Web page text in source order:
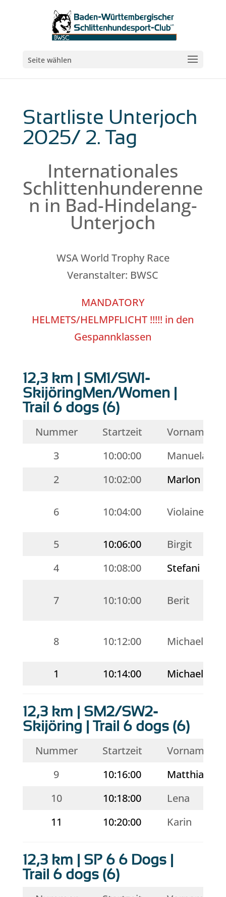
Seite wählen
Startliste Unterjoch
2025/ 2. Tag
Internationales
Schlittenhunderenne
n in Bad-Hindelang-
Unterjoch
WSA World Trophy Race
Veranstalter: BWSC
MANDATORY
HELMETS/HELMPFLICHT !!!!! in den
Gespannklassen
12,3 km | SM1/SW1-
SkijöringMen/Women |
Trail 6 dogs (6)
Nummer Startzeit
Vorname
3
10:00:00
Manuela
2
10:02:00 Marlon
6 10:04:00 Violaine
5 10:06:00
Birgit
4
10:08:00 Stefani
7 10:10:00 Berit
8 10:12:00 Michael
1 10:14:00 Michael
12,3 km | SM2/SW2-
Skijöring | Trail 6 dogs (6)
Nummer Startzeit
Vorname
9
10:16:00
Matthias
10
10:18:00
Lena
11
10:20:00 Karin
12,3 km | SP 6 6 Dogs |
Trail 6 dogs (6)